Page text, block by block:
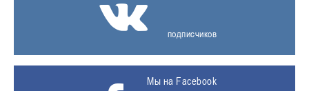
подписчиков
Мы на Facebook